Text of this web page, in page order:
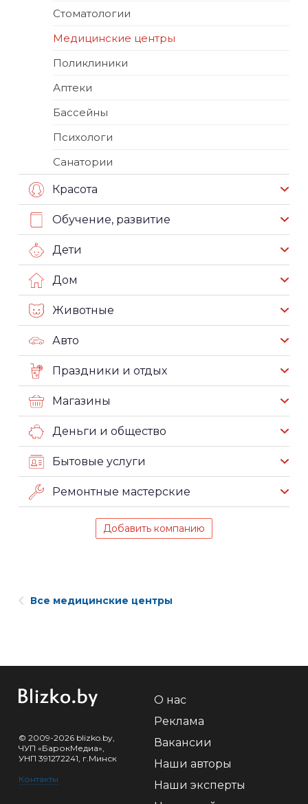
Стоматологии
Медицинские центры
Поликлиники
Аптеки
Бассейны
Психологи
Санатории
Красота
Обучение, развитие
Дети
Дом
Животные
Авто
Праздники и отдых
Магазины
Деньги и общество
Бытовые услуги
Ремонтные мастерские
Добавить компанию
Все медицинские центры
© 2009-2026 blizko.by,
ЧУП «БарокМедиа»,
УНП 391272241, г.Минск
Контакты
О нас
Реклама
Вакансии
Наши авторы
Наши эксперты